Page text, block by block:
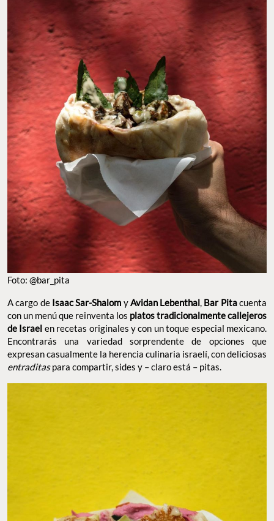
Foto: @bar_pita
A cargo de Isaac Sar-Shalom yAvidan Lebenthal, Bar Pitacuenta
con un menú que reinventa los platos tradicionalmente callejeros
de Israel en recetas originales y con un toque especial mexicano.
Encontrarás una variedad sorprendente de opciones que
expresan casualmente la herencia culinaria israelí, con deliciosas
entraditaspara compartir, sides y – claro está – pitas.